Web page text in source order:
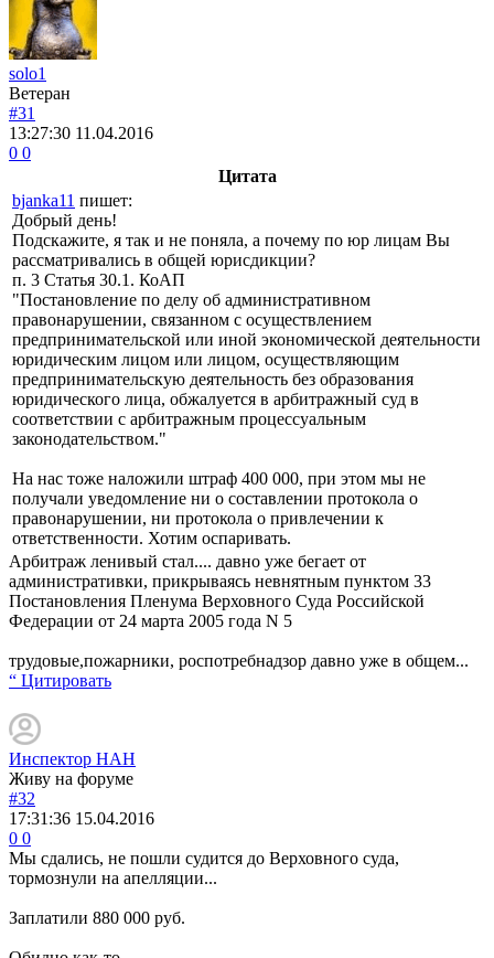
solo1
Ветеран
#31
13:27:30 11.04.2016
0 0
Цитата
bjanka11 пишет:
Добрый день!
Подскажите, я так и не поняла, а почему по юр лицам Вы
рассматривались в общей юрисдикции?
п. 3 Статья 30.1. КоАП
"Постановление по делу об административном
правонарушении, связанном с осуществлением
предпринимательской или иной экономической деятельности
юридическим лицом или лицом, осуществляющим
предпринимательскую деятельность без образования
юридического лица, обжалуется в арбитражный суд в
соответствии с арбитражным процессуальным
законодательством."
На нас тоже наложили штраф 400 000, при этом мы не
получали уведомление ни о составлении протокола о
правонарушении, ни протокола о привлечении к
ответственности. Хотим оспаривать.
Арбитраж ленивый стал.... давно уже бегает от
административки, прикрываясь невнятным пунктом 33
Постановления Пленума Верховного Суда Российской
Федерации от 24 марта 2005 года N 5
трудовые,пожарники, роспотребнадзор давно уже в общем...
“ Цитировать
Инспектор НАН
Живу на форуме
#32
17:31:36 15.04.2016
0 0
Мы сдались, не пошли судится до Верховного суда,
тормознули на апелляции...
Заплатили 880 000 руб.